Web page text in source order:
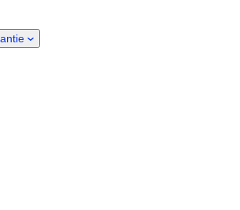
Conditie
Onderwerp